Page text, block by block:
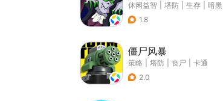
休闲益智 塔防 生存
暗黑
1.8
僵尸风暴
策略 塔防 丧尸
卡通
2.0